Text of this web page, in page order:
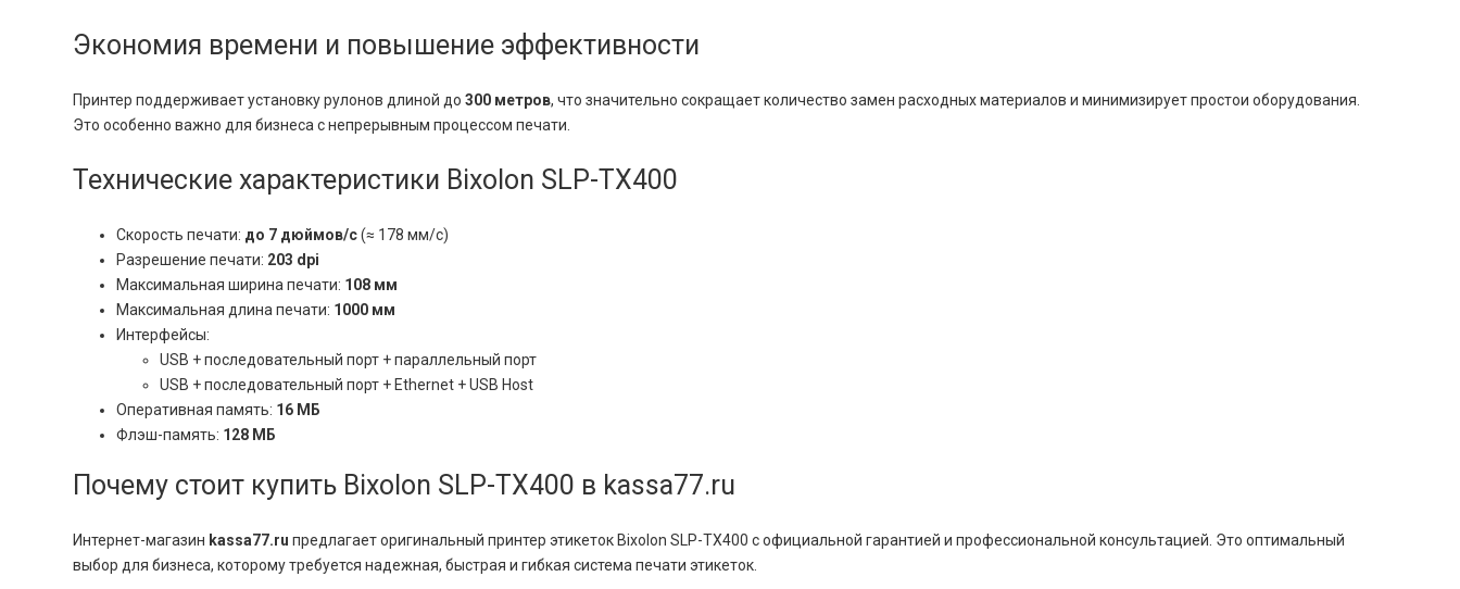
Экономия времени и повышение эффективности
Принтер поддерживает установку рулонов длиной до 300 метров, что значительно сокращает количество замен расходных материалов и минимизирует простои оборудования.
Это особенно важно для бизнеса с непрерывным процессом печати.
Технические характеристики Bixolon SLP-TX400
Скорость печати: до 7 дюймов/с(≈ 178 мм/с)
Разрешение печати: 203 dpi
Максимальная ширина печати: 108 мм
Максимальная длина печати: 1000 мм
Интерфейсы:
USB + последовательный порт + параллельный порт
USB + последовательный порт + Ethernet + USB Host
Оперативная память: 16 МБ
Флэш-память: 128 МБ
Почему стоит купить Bixolon SLP-TX400 в kassa77.ru
Интернет-магазин kassa77.ru предлагает оригинальный принтер этикеток Bixolon SLP-TX400 с официальной гарантией и профессиональной консультацией. Это оптимальный
выбор для бизнеса, которому требуется надежная, быстрая и гибкая система печати этикеток.